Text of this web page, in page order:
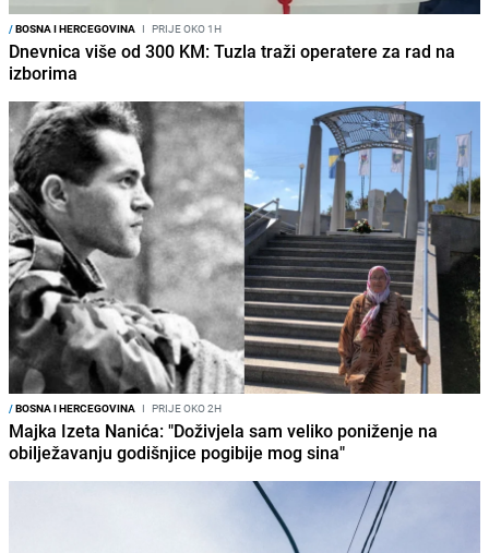
/BOSNA I HERCEGOVINA I PRIJE OKO 1H
Dnevnica više od 300 KM: Tuzla traži operatere za rad na
izborima
/BOSNA I HERCEGOVINA I PRIJE OKO 2H
Majka Izeta Nanića: "Doživjela sam veliko poniženje na
obilježavanju godišnjice pogibije mog sina"